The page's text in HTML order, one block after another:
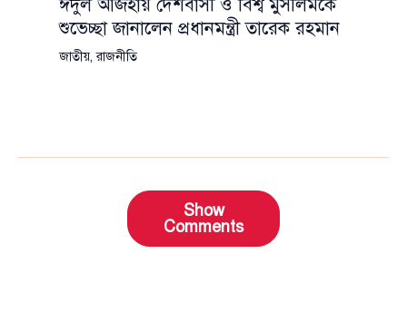
ঈদুল আজহায় দেশবাসী ও বিশ্ব মুসলিমকে
শুভেচ্ছা জানালেন প্রধানমন্ত্রী তারেক রহমান
জাতীয়,রাজনীতি
Show
Comments